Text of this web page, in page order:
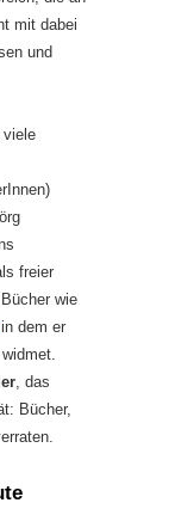
mit dabei
und
viele
freier
wie
, in dem er
, das
Bücher,